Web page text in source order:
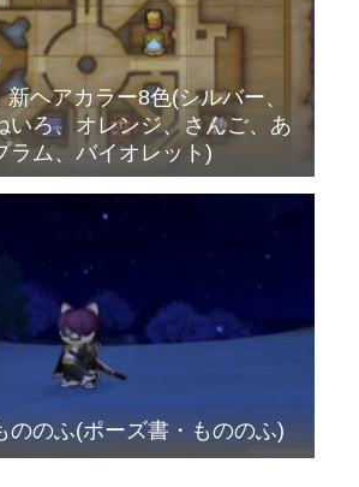
新ヘアカラー8色(シルバー、
いろ、オレンジ、さんご、あ
ラム、バイオレット)
ののふ(ポーズ書・もののふ)